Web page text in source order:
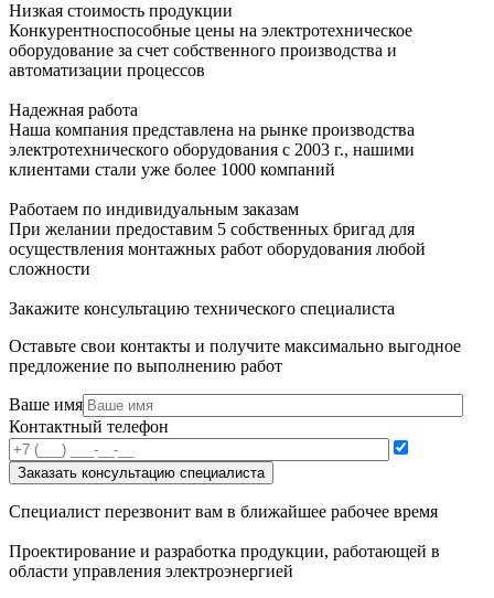
Низкая стоимость продукции
Конкурентноспособные цены на электротехническое
оборудование за счет собственного производства и
автоматизации процессов
Надежная работа
Наша компания представлена на рынке производства
электротехнического оборудования с 2003 г., нашими
клиентами стали уже более 1000 компаний
Работаем по индивидуальным заказам
При желании предоставим 5 собственных бригад для
осуществления монтажных работ оборудования любой
сложности
Закажите консультацию технического специалиста
Оставьте свои контакты и получите максимально выгодное
предложение по выполнению работ
Ваше имя
Контактный телефон
Специалист перезвонит вам в ближайшее рабочее время
Проектирование и разработка продукции, работающей в
области управления электроэнергией